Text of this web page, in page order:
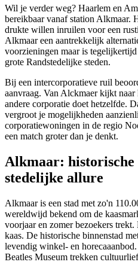
Wil je verder weg? Haarlem en
bereikbaar vanaf station Alkmaar.
drukte willen inruilen voor een
Alkmaar een aantrekkelijk
voorzieningen maar is
grote Randstedelijke steden.
Bij een intercorporatieve ruil
aanvraag. Van Alckmaer kijkt
andere corporatie doet hetzelfde.
vergroot je mogelijkheden
corporatiewoningen in de regio
een match groter dan je denkt.
Alkmaar: historische
stedelijke allure
Alkmaar is een stad met zo'n
wereldwijd bekend om de
voorjaar en zomer bezoekers
kaas. De historische binnenstad
levendig winkel- en
Beatles Museum trekken